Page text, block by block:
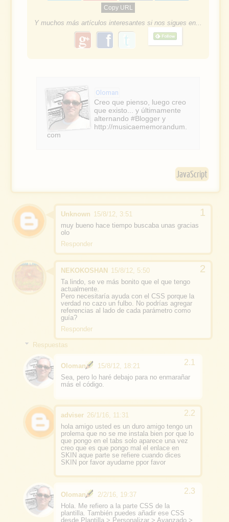
Copy URL
Y muchos más artículos interesantes si nos sigues en...
g
o
l
e
f
e
b
o
Oloman
Creo que pienso, luego creo
que existo... y últimamente
alternando #Blogger y
http://musicaememorandum.
com
JavaScript
Unknown 15/8/12, 3:51
muy bueno hace tiempo buscaba unas gracias
olo
Responder
NEKOKOSHAN 15/8/12, 5:50
Ta lindo, se ve más bonito que el que tengo
actualmente.
Pero necesitaría ayuda con el CSS porque la
verdad no cazo un fulbo. No podrías agregar
referencias al lado de cada parámetro como
guía?
Responder
Respuestas
Oloman
15/8/12, 18:21
Sea, pero lo haré debajo para no enmarañar
más el código.
adviser 26/1/16, 11:31
hola amigo usted es un duro amigo tengo un
prolema que no se me instala bien por que lo
que pongo en el tabs solo aparece una vez
creo que es que pongo mal el enlace en
SKIN aque parte se refiere cuando dices
SKIN por favor ayudame ppor favor
Oloman
2/2/16, 19:37
Hola. Me refiero a la parte CSS de la
plantilla. También puedes añadir ese CSS
desde Plantilla > Personalizar > Avanzado >